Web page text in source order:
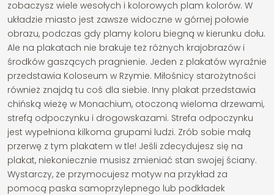
zobaczysz wiele wesołych i kolorowych plam kolorów. W
układzie miasto jest zawsze widoczne w górnej połowie
obrazu, podczas gdy plamy koloru biegną w kierunku dołu.
Ale na plakatach nie brakuje też różnych krajobrazów i
środków gaszących pragnienie. Jeden z plakatów wyraźnie
przedstawia Koloseum w Rzymie. Miłośnicy starożytności
również znajdą tu coś dla siebie. Inny plakat przedstawia
chińską wieżę w Monachium, otoczoną wieloma drzewami,
strefą odpoczynku i drogowskazami. Strefa odpoczynku
jest wypełniona kilkoma grupami ludzi. Zrób sobie małą
przerwę z tym plakatem w tle! Jeśli zdecydujesz się na
plakat, niekoniecznie musisz zmieniać stan swojej ściany.
Wystarczy, że przymocujesz motyw na przykład za
pomocą paska samoprzylepnego lub podkładek